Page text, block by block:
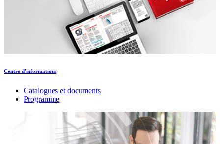
Centre d'informations
Catalogues et documents
Programme